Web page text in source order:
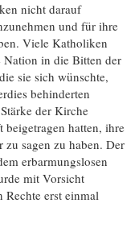
nicht darauf
und für ihre
Viele Katholiken
Nation in die Bitten der
sie sich wünschte,
behinderten
der Kirche
hatten, ihre
sagen zu haben. Der
erbarmungslosen
mit Vorsicht
erst einmal